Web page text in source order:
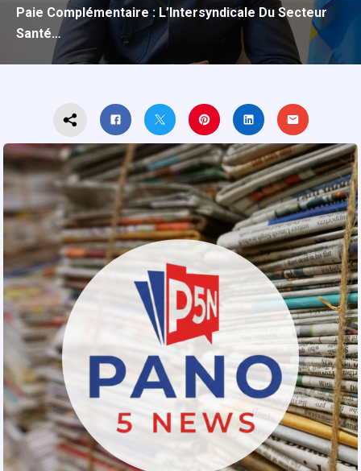
Paie Complémentaire : L’Intersyndicale Du Secteur
Santé…